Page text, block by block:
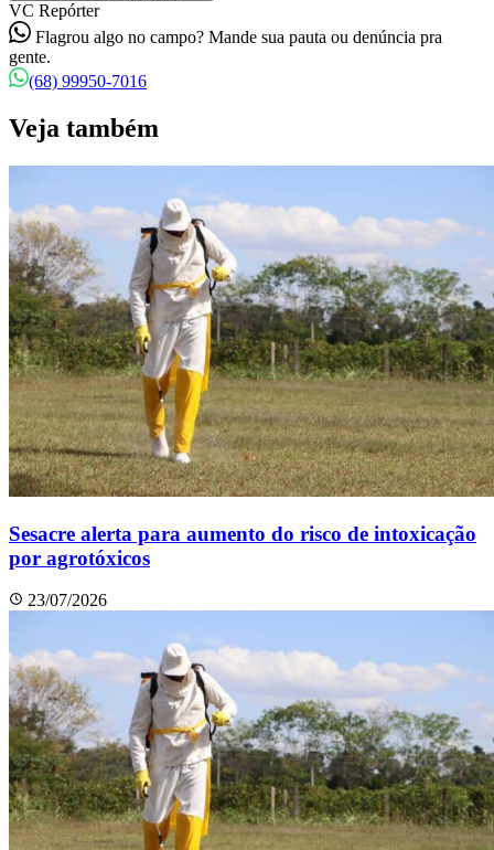
VC Repórter
Flagrou algo no campo? Mande sua pauta ou denúncia pra
gente.
(68) 99950-7016
Veja também
Sesacre alerta para aumento do risco de intoxicação
por agrotóxicos
23/07/2026